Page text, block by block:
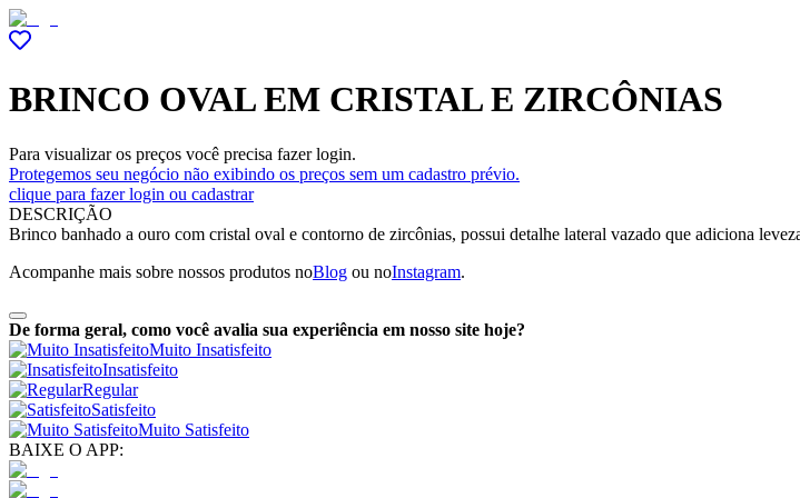
BRINCO OVAL EM CRISTAL E ZIRCÔNIAS
Para visualizar os preços você precisa fazer login.
Protegemos seu negócio não exibindo os preços sem um cadastro prévio.
clique para fazer login ou cadastrar
DESCRIÇÃO
Brinco banhado a ouro com cristal oval e contorno de zircônias, possui detalhe lateral vazado que adiciona
Acompanhe mais sobre nossos produtos noBlog ou noInstagram.
De forma geral, como você avalia sua experiência em nosso site hoje?
Muito Insatisfeito
Insatisfeito
Regular
Satisfeito
Muito Satisfeito
BAIXE O APP: